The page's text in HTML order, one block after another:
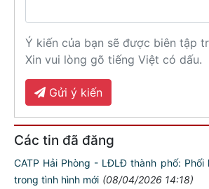
Ý kiến của bạn sẽ được biên tập
Xin vui lòng gõ tiếng Việt có dấu.
Gửi ý kiến
Các tin đã đăng